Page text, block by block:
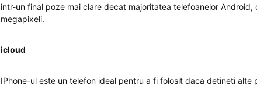
intr-un final poze mai clare decat majoritatea telefoanelor Android,
megapixeli.
icloud
IPhone-ul este un telefon ideal pentru a fi folosit daca detineti